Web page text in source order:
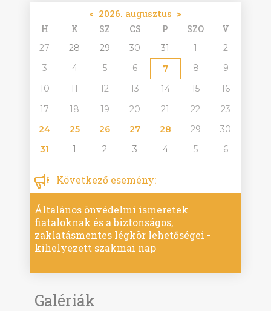
< 2026. augusztus >
H K SZ CS P SZO V
27 28 29 30 31 1
2
3
4 5 6 7 8
9
10
11 12 13 14 15
16
17
18 19 20 21 22
23
24
25 26 27 28 29
30
31
1 2 3 4 5 6
Következő esemény:
Általános önvédelmi ismeretek
fiataloknak és a biztonságos,
zaklatásmentes légkör lehetőségei -
kihelyezett szakmai nap
Galériák